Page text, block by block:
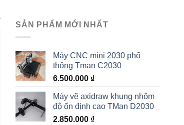
SẢN PHẨM MỚI NHẤT
Máy CNC mini 2030 phổ
thông Tman C2030
6.500.000 ₫
Máy vẽ axidraw khung nhôm
độ ổn định cao TMan D2030
2.850.000 ₫